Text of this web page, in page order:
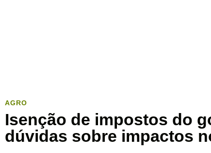
AGRO
Isenção de impostos do
dúvidas sobre impactos